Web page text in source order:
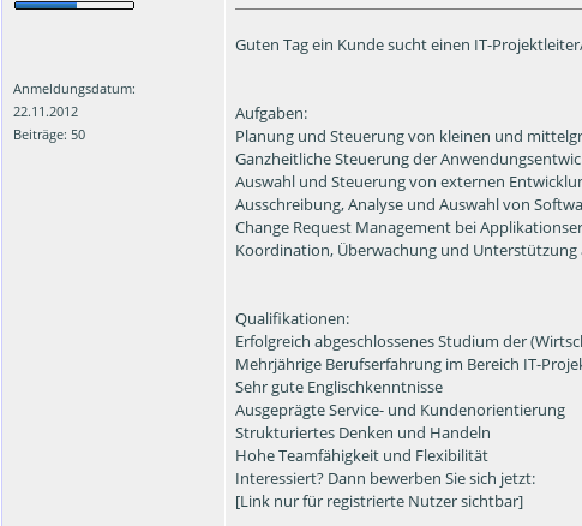
Anmeldungsdatum:
22.11.2012
Beiträge: 50
Guten Tag ein Kunde sucht einen IT-
Aufgaben:
Planung und Steuerung von kleinen und
Ganzheitliche Steuerung der
Auswahl und Steuerung von externen
Ausschreibung, Analyse und Auswahl von
Change Request Management bei
Koordination, Überwachung und
Qualifikationen:
Erfolgreich abgeschlossenes Studium der
Mehrjährige Berufserfahrung im Bereich IT-
Sehr gute Englischkenntnisse
Ausgeprägte Service- und Kundenorientierung
Strukturiertes Denken und Handeln
Hohe Teamfähigkeit und Flexibilität
Interessiert? Dann bewerben Sie sich jetzt:
[Link nur für registrierte Nutzer sichtbar]